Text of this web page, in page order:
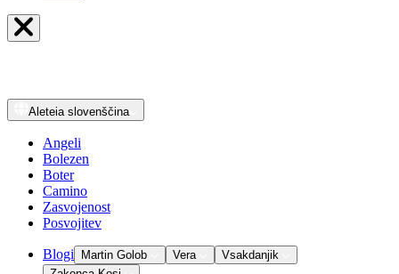
Aleteia slovenščina
Angeli
Bolezen
Boter
Camino
Zasvojenost
Posvojitev
Blogi Martin Golob Vera
Vsakdanjik